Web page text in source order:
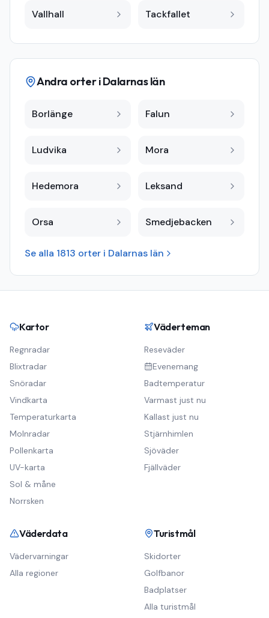
Vallhall Tackfallet
Andra orter iDalarnas län
Borlänge Falun
Ludvika Mora
Hedemora Leksand
Orsa Smedjebacken
Se alla 1813 orter i Dalarnas län
Kartor
Regnradar
Blixtradar
Snöradar
Vindkarta
Temperaturkarta
Molnradar
Pollenkarta
UV-karta
Sol & måne
Norrsken
Väderteman
Reseväder
Evenemang
Badtemperatur
Varmast just nu
Kallast just nu
Stjärnhimlen
Sjöväder
Fjällväder
Väderdata
Vädervarningar
Alla regioner
Turistmål
Skidorter
Golfbanor
Badplatser
Alla turistmål